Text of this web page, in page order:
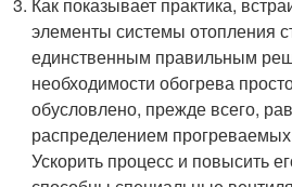
Как показывает практика,
элементы системы отопления
единственным правильным
необходимости обогрева
обусловлено, прежде всего,
распределением
Ускорить процесс и повысить